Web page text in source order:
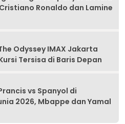
Ronaldo dan Lamine
Odyssey IMAX Jakarta
Tersisa di Baris Depan
vs Spanyol di
2026, Mbappe dan Yamal